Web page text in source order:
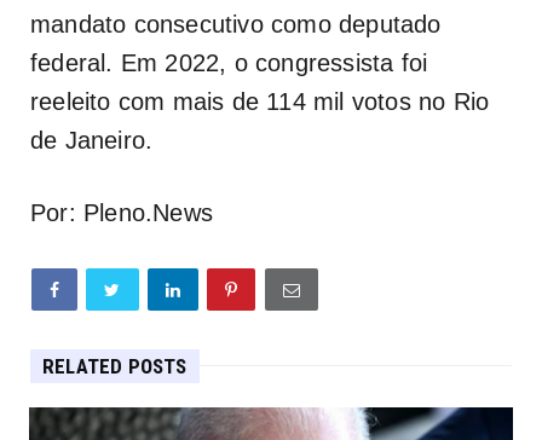
mandato consecutivo como deputado
federal. Em 2022, o congressista foi
reeleito com mais de 114 mil votos no Rio
de Janeiro.
Por: Pleno.News
RELATED POSTS